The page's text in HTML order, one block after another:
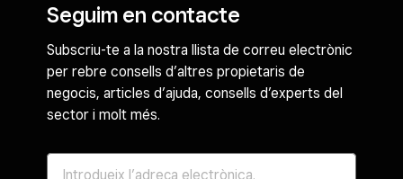
Seguim en contacte
Subscriu-te a la nostra llista de correu electrònic
per rebre consells d’altres propietaris de
negocis, articles d’ajuda, consells d’experts del
sector i molt més.